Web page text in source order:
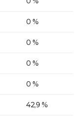
0 %
0 %
0 %
0 %
42,9 %